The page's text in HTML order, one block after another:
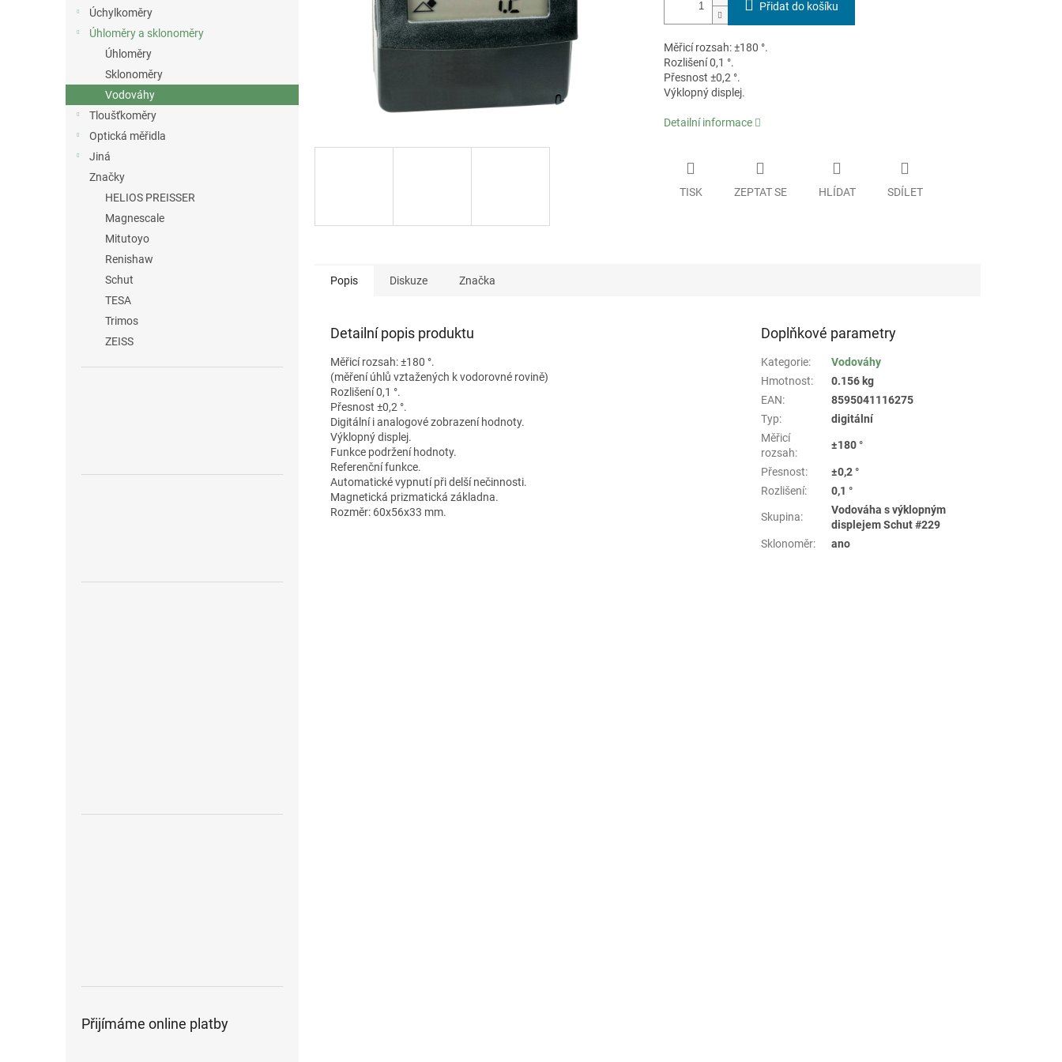
Úchylkoměry
Úhloměry a sklonoměry
Úhloměry
Sklonoměry
Vodováhy
Tloušťkoměry
Optická měřidla
Jiná
Značky
HELIOS PREISSER
Magnescale
Mitutoyo
Renishaw
Schut
TESA
Trimos
ZEISS
Přijímáme online platby
Přidat do košíku
Měřicí rozsah: ±180 °.
Rozlišení 0,1 °.
Přesnost ±0,2 °.
Výklopný displej.
Detailní informace
TISK ZEPTAT SE HLÍDAT SDÍLET
Popis Diskuze Značka
Detailní popis produktu
Měřicí rozsah: ±180 °.
(měření úhlů vztažených k vodorovné rovině)
Rozlišení 0,1 °.
Přesnost ±0,2 °.
Digitální i analogové zobrazení hodnoty.
Výklopný displej.
Funkce podržení hodnoty.
Referenční funkce.
Automatické vypnutí při delší nečinnosti.
Magnetická prizmatická základna.
Rozměr: 60x56x33 mm.
Doplňkové parametry
Kategorie:
Vodováhy
Hmotnost:
0.156 kg
EAN:
8595041116275
Typ:
digitální
Měřicí
rozsah:
±180 °
Přesnost:
±0,2 °
Rozlišení: 0,1 °
Skupina:
Vodováha s výklopným
displejem Schut #229
Sklonoměr: ano